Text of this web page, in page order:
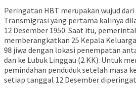
Peringatan HBT merupakan wujud
Transmigrasi yang pertama kalinya
12 Desember 1950. Saat itu,
memberangkatkan 25 Kepala
98 jiwa dengan lokasi penempatan
dan ke Lubuk Linggau (2 KK). Untuk
pemindahan penduduk setelah masa
setiap tanggal 12 Desember